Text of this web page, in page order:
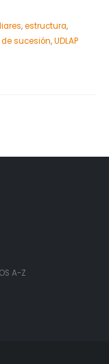
,estructura,
sucesión,UDLAP
A-Z